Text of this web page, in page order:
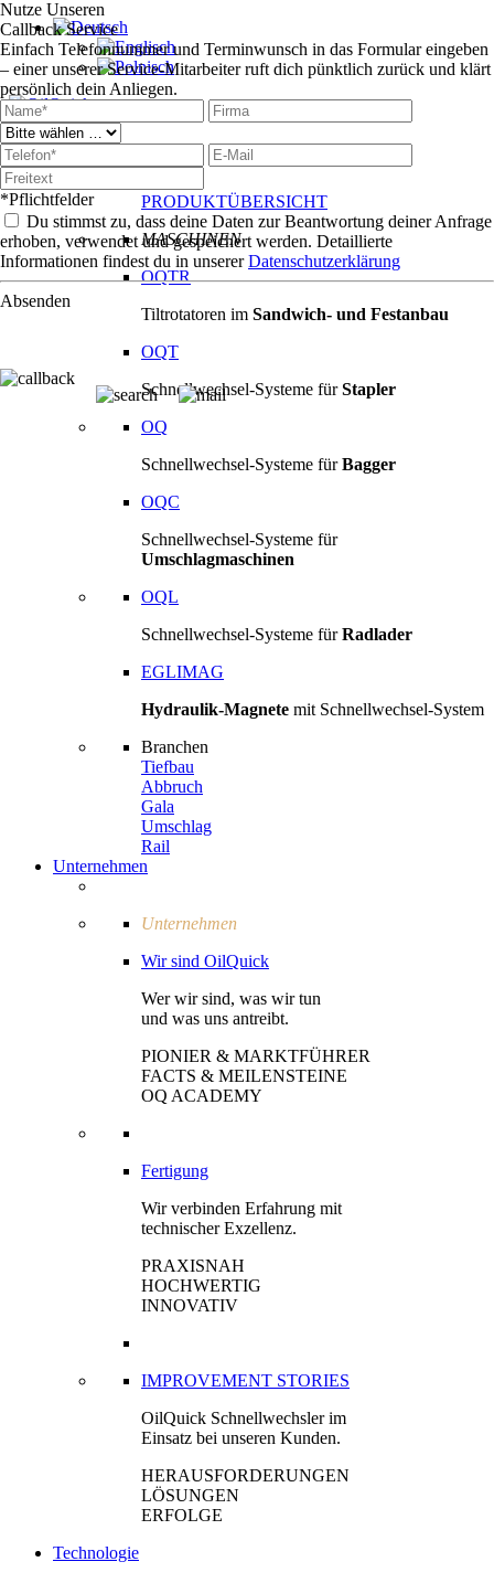
Produkte
PRODUKTÜBERSICHT
MASCHINEN
OQTR
Tiltrotatoren im Sandwich- und Festanbau
OQT
Schnellwechsel-Systeme fürStapler
OQ
Schnellwechsel-Systeme fürBagger
OQC
Schnellwechsel-Systeme für
Umschlagmaschinen
OQL
Schnellwechsel-Systeme fürRadlader
EGLIMAG
Hydraulik-Magnete mit Schnellwechsel-System
Branchen
Tiefbau
Abbruch
Gala
Umschlag
Rail
Unternehmen
Unternehmen
Wir sind OilQuick
Wer wir sind, was wir tun
und was uns antreibt.
PIONIER & MARKTFÜHRER
FACTS & MEILENSTEINE
OQ ACADEMY
Fertigung
Wir verbinden Erfahrung mit
technischer Exzellenz.
PRAXISNAH
HOCHWERTIG
INNOVATIV
IMPROVEMENT STORIES
OilQuick Schnellwechsler im
Einsatz bei unseren Kunden.
HERAUSFORDERUNGEN
LÖSUNGEN
ERFOLGE
Technologie
Nutze Unseren
Callback Service
Einfach Telefonnummer und Terminwunsch in das Formular eingeben
– einer unserer Service-Mitarbeiter ruft dich pünktlich zurück und klärt
persönlich dein Anliegen.
*Pflichtfelder
Du stimmst zu, dass deine Daten zur Beantwortung deiner Anfrage
erhoben, verwendet und gespeichert werden. Detaillierte
Informationen findest du in unsererDatenschutzerklärung
Absenden